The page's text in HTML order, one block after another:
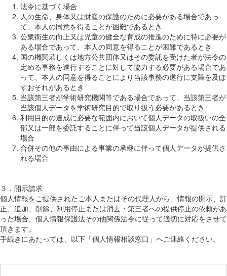
法令に基づく場合
人の生命、身体又は財産の保護のために必要がある場合であっ
て、本人の同意を得ることが困難であるとき
公衆衛生の向上又は児童の健全な育成の推進のために特に必要が
ある場合であって、本人の同意を得ることが困難であるとき
国の機関若しくは地方公共団体又はその委託を受けた者が法令の
定める事務を遂行することに対して協力する必要がある場合であ
って、本人の同意を得ることにより当該事務の遂行に支障を及ぼ
すおそれがあるとき
当該第三者が学術研究機関等である場合であって、当該第三者が
当該個人データを学術研究目的で取り扱う必要があるとき
利用目的の達成に必要な範囲内において個人データの取扱いの全
部又は一部を委託することに伴って当該個人データが提供される
場合
合併その他の事由による事業の承継に伴って個人データが提供さ
れる場合
３．開示請求
個人情報をご提供されたご本人またはその代理人から、情報の開示、訂
正、追加、削除、利用停止または消去・第三者への提供停止の依頼があ
った場合、個人情報保護法その他関係法令に従って適切に対応をさせて
頂きます。
手続きにあたっては、以下「個人情報相談窓口」へご連絡ください。